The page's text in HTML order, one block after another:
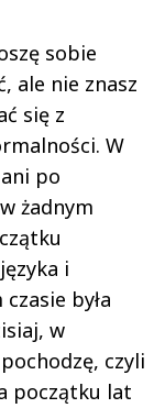
sobie
ale nie znasz
się z
W
po
żadnym
i
była
w
czyli
początku lat